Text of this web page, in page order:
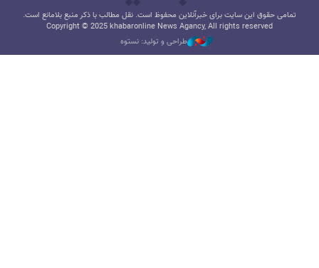
تمامی حقوق این سایت برای خبرآنلاین محفوظ است. نقل مطالب با ذکر منبع بلامانع است.
Copyright © 2025 khabaronline News Agancy, All rights reserved
طراحی و تولید: نستوه